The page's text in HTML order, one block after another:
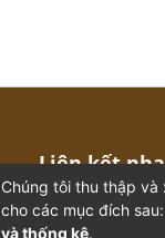
Liên kết
Trang chủ
Chúng tôi thu thập
cho các mục đích sau:
và thống kê.